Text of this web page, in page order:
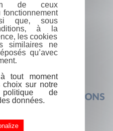
AUX QUESTIONS
de ceux
que, sous
à la
les cookies
similaires ne
qu’avec
tout moment
choix sur notre
de
données.